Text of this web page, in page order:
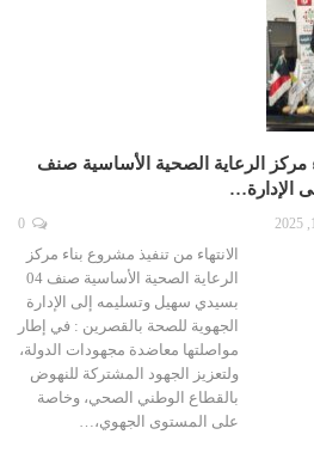
مركز الرعاية الصحية الأساسية صنف
الانتهاء من تنفيذ مشروع بناء مركز
الرعاية الصحية الأساسية صنف 04
بسيدي سهيل وتسليمه إلى الإدارة
الجهوية للصحة بالقصرين : في إطار
مواصلتها معاضدة مجهودات الدولة،
ولتعزيز الجهود المشتركة للنهوض
بالقطاع الوطني الصحي، وخاصة
على المستوى الجهوي،…